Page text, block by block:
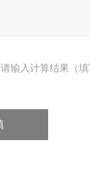
请输入计算结果（